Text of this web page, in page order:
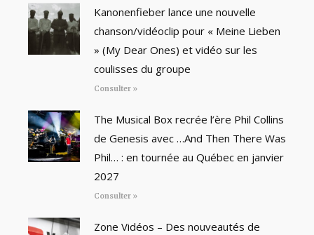
Kanonenfieber lance une nouvelle
chanson/vidéoclip pour « Meine Lieben
» (My Dear Ones) et vidéo sur les
coulisses du groupe
Consulter »
The Musical Box recrée l’ère Phil Collins
de Genesis avec …And Then There Was
Phil… : en tournée au Québec en janvier
2027
Consulter »
Zone Vidéos – Des nouveautés de